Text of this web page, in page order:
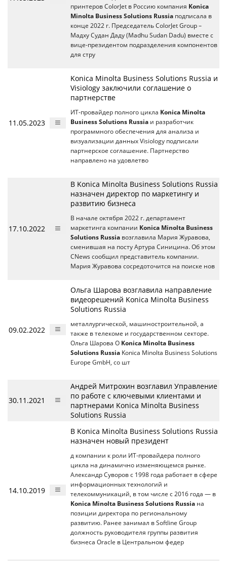
принтеров ColorJet в Россию компания Konica
Minolta Business Solutions Russia подписала в
конце 2022 г. Председатель ColorJet Group –
Мадху Судан Даду (Madhu Sudan Dadu) вместе с
вице-президентом подразделения компонентов
для стру
11.05.2023
Konica Minolta Business Solutions Russia и
Visiology заключили соглашение о
партнерстве
ИТ-провайдер полного цикла Konica Minolta
Business Solutions Russia и разработчик
программного обеспечения для анализа и
визуализации данных Visiology подписали
партнерское соглашение. Партнерство
направлено на удовлетво
17.10.2022
В Konica Minolta Business Solutions Russia
назначен директор по маркетингу и
развитию бизнеса
В начале октября 2022 г. департамент
маркетинга компании Konica Minolta Business
Solutions Russia возглавила Мария Журавова,
сменившая на посту Артура Синицина. Об этом
CNews сообщил представитель компании.
Мария Журавова сосредоточится на поиске нов
09.02.2022
Ольга Шарова возглавила направление
видеорешений Konica Minolta Business
Solutions Russia
металлургической, машиностроительной, а
также в телекоме и государственном секторе.
Ольга Шарова О Konica Minolta Business
Solutions Russia Konica Minolta Business Solutions
Europe GmbH, со шт
30.11.2021
Андрей Митрохин возглавил Управление
по работе с ключевыми клиентами и
партнерами Konica Minolta Business
Solutions Russia
14.10.2019
В Konica Minolta Business Solutions Russia
назначен новый президент
д компании к роли ИТ-провайдера полного
цикла на динамично изменяющемся рынке.
Александр Суворов с 1998 года работает в сфере
информационных технологий и
телекоммуникаций, в том числе с 2016 года — в
Konica Minolta Business Solutions Russia на
позиции директора по региональному
развитию. Ранее занимал в Softline Group
должность руководителя группы развития
бизнеса Oracle в Центральном федер